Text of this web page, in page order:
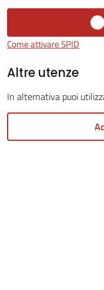
Tutti
gli
argomenti...
Come attivare SPID
Altre utenze
In alternativa puoi